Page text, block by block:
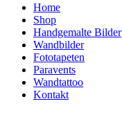
Home
Shop
Handgemalte Bilder
Wandbilder
Fototapeten
Paravents
Wandtattoo
Kontakt